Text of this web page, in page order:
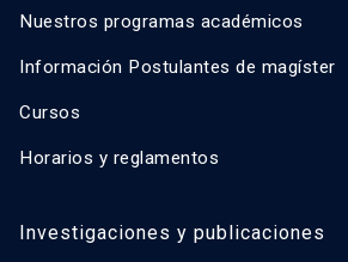
Nuestros programas académicos
Información Postulantes de magíster
Cursos
Horarios y reglamentos
Investigaciones y publicaciones